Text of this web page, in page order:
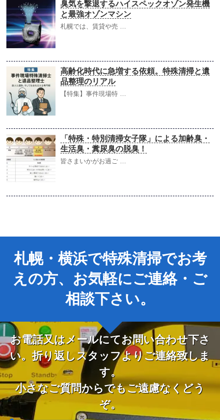
臭気を撃退するハイスペックオゾン発生機
と最強オゾンマシン
札幌では、賃貸や売 …
高齢化時代に急増する依頼。特殊清掃と遺
品整理のリアル
【特集】事件現場特 …
「特殊・特別清掃女子隊」による加齢臭・
生活臭・糞尿臭の脱臭！
皆さまいかがお過ご …
札幌・横浜で特殊清掃でお考
えの方、お気軽にご連絡・ご
相談下さい。
お電話又はメールにてお問い合わせ下さ
い。折り返しスタッフよりご連絡致しま
す。
小さなご質問からでもご遠慮なくどう
ぞ。